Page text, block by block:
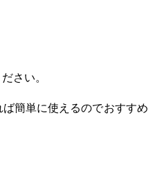
さい。
簡単に使えるのでおすすめ